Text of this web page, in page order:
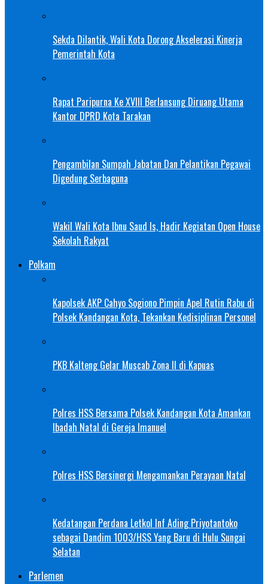
Sekda Dilantik, Wali Kota Dorong Akselerasi Kinerja
Pemerintah Kota
Rapat Paripurna Ke XVIII Berlansung Diruang Utama
Kantor DPRD Kota Tarakan
Pengambilan Sumpah Jabatan Dan Pelantikan Pegawai
Digedung Serbaguna
Wakil Wali Kota Ibnu Saud Is, Hadir Kegiatan Open House
Sekolah Rakyat
Polkam
Kapolsek AKP Cahyo Sogiono Pimpin Apel Rutin Rabu di
Polsek Kandangan Kota, Tekankan Kedisiplinan Personel
PKB Kalteng Gelar Muscab Zona II di Kapuas
Polres HSS Bersama Polsek Kandangan Kota Amankan
Ibadah Natal di Gereja Imanuel
Polres HSS Bersinergi Mengamankan Perayaan Natal
Kedatangan Perdana Letkol Inf Ading Priyotantoko
sebagai Dandim 1003/HSS Yang Baru di Hulu Sungai
Selatan
Parlemen